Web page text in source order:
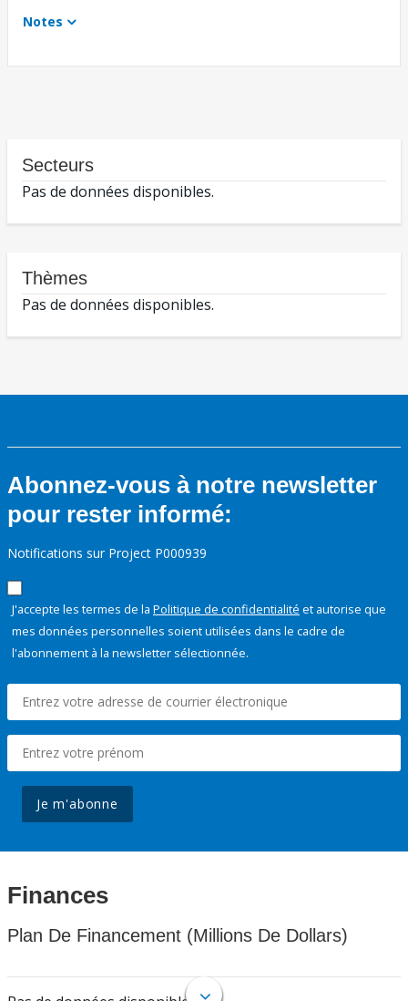
Notes
Secteurs
Pas de données disponibles.
Thèmes
Pas de données disponibles.
Abonnez-vous à notre newsletter
pour rester informé:
Notifications sur Project P000939
J'accepte les termes de la Politique de confidentialité et autorise que
mes données personnelles soient utilisées dans le cadre de
l'abonnement à la newsletter sélectionnée.
Je m'abonne
Finances
Plan De Financement (Millions De Dollars)